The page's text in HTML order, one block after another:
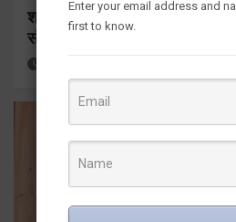
श्रद्धा, सुरक्षा और सुगमता के उत्कृष्ट
संचालित हो रही कांवड़ यात्रा
Enter your email address and
first to know.